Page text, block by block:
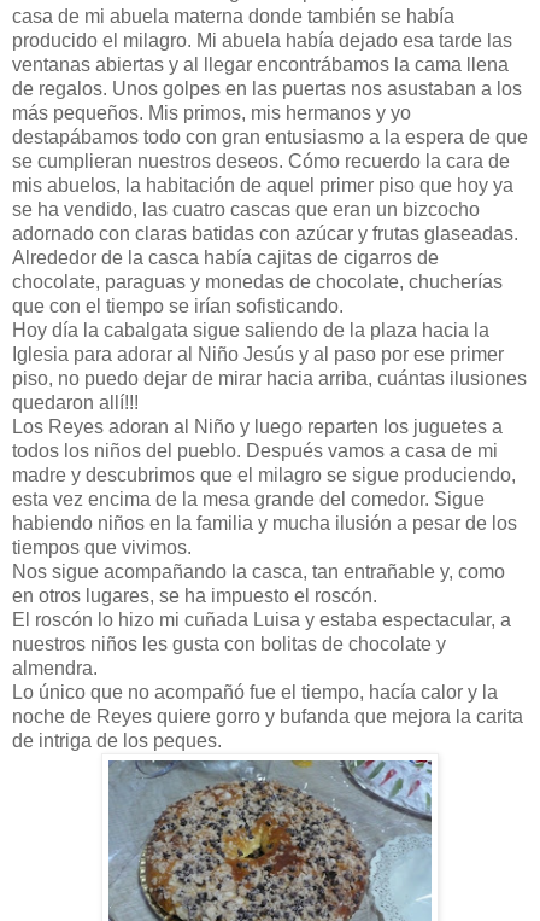
casa de mi abuela materna donde también se había
producido el milagro. Mi abuela había dejado esa tarde las
ventanas abiertas y al llegar encontrábamos la cama llena
de regalos. Unos golpes en las puertas nos asustaban a los
más pequeños. Mis primos, mis hermanos y yo
destapábamos todo con gran entusiasmo a la espera de que
se cumplieran nuestros deseos. Cómo recuerdo la cara de
mis abuelos, la habitación de aquel primer piso que hoy ya
se ha vendido, las cuatro cascas que eran un bizcocho
adornado con claras batidas con azúcar y frutas glaseadas.
Alrededor de la casca había cajitas de cigarros de
chocolate, paraguas y monedas de chocolate, chucherías
que con el tiempo se irían sofisticando.
Hoy día la cabalgata sigue saliendo de la plaza hacia la
Iglesia para adorar al Niño Jesús y al paso por ese primer
piso, no puedo dejar de mirar hacia arriba, cuántas ilusiones
quedaron allí!!!
Los Reyes adoran al Niño y luego reparten los juguetes a
todos los niños del pueblo. Después vamos a casa de mi
madre y descubrimos que el milagro se sigue produciendo,
esta vez encima de la mesa grande del comedor. Sigue
habiendo niños en la familia y mucha ilusión a pesar de los
tiempos que vivimos.
Nos sigue acompañando la casca, tan entrañable y, como
en otros lugares, se ha impuesto el roscón.
El roscón lo hizo mi cuñada Luisa y estaba espectacular, a
nuestros niños les gusta con bolitas de chocolate y
almendra.
Lo único que no acompañó fue el tiempo, hacía calor y la
noche de Reyes quiere gorro y bufanda que mejora la carita
de intriga de los peques.